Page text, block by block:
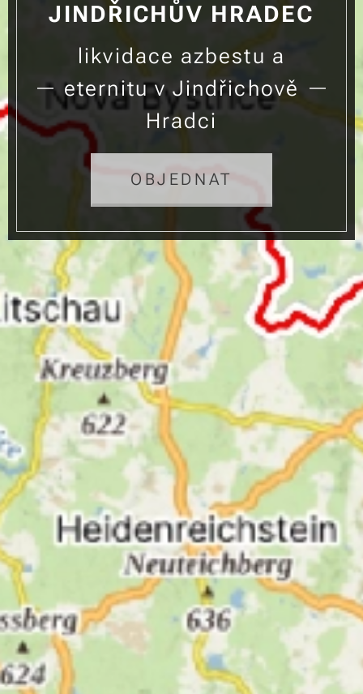
JINDŘICHŮV HRADEC
likvidace azbestu a
eternitu v Jindřichově
Hradci
OBJEDNAT